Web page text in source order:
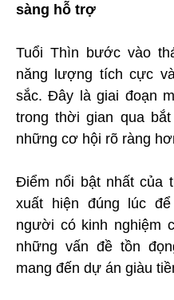
sàng hỗ trợ
Tuổi Thìn bước vào
năng lượng tích cực
sắc. Đây là giai đoạn
trong thời gian qua
những cơ hội rõ ràng
Điểm nổi bật nhất của
xuất hiện đúng lúc
người có kinh nghiệm
những vấn đề tồn
mang đến dự án giàu